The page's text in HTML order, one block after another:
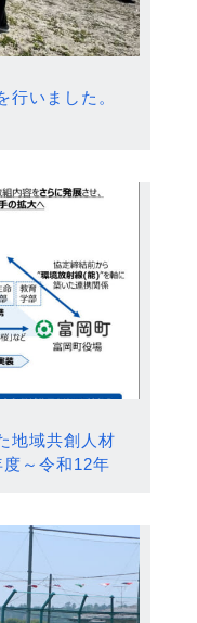
行いました。
地域共創人材
～令和12年